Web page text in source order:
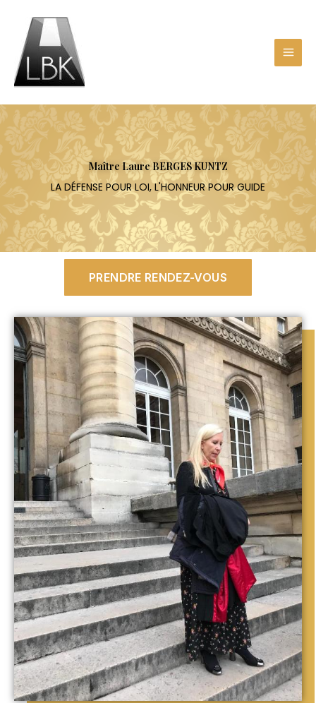
contenu
Maître Laure BERGES KUNTZ
LA DÉFENSE POUR LOI, L'HONNEUR POUR GUIDE
PRENDRE RENDEZ-VOUS